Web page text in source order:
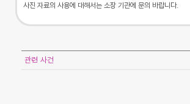
사진 자료의 사용에 대해서는 소장 기관에 문의 바랍니다.
관련 사건